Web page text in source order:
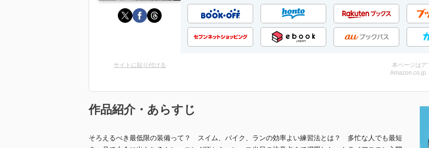
サイトに貼り付ける
本ページはア
Amazon.co.jp
作品紹介・あらすじ
そろえるべき最低限の装備って？ スイム、バイク、ランの効率よい練習法とは？ 多忙な人でも最短